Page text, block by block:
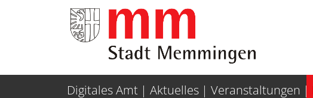
Weiter zur Navigation Weiter zum Inhalt
Digitales Amt Aktuelles Veranstaltungen